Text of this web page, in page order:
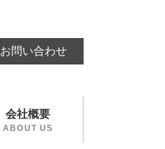
お問い合わせ
会社概要
ABOUT US